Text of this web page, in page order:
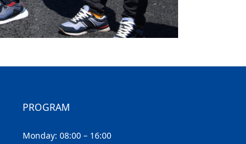
PROGRAM
Monday: 08:00 – 16:00